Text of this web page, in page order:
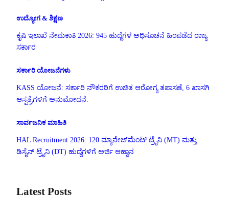
ಉದ್ಯೋಗ & ಶಿಕ್ಷಣ
ಕೃಷಿ ಇಲಾಖೆ ನೇಮಕಾತಿ 2026: 945 ಹುದ್ದೆಗಳ ಅಧಿಸೂಚನೆ ಹಿಂಪಡೆದ ರಾಜ್ಯ
ಸರ್ಕಾರ
ಸರ್ಕಾರಿ ಯೋಜನೆಗಳು
KASS ಯೋಜನೆ: ಸರ್ಕಾರಿ ನೌಕರರಿಗೆ ಉಚಿತ ಆರೋಗ್ಯ ತಪಾಸಣೆ, 6 ಖಾಸಗಿ
ಆಸ್ಪತ್ರೆಗಳಿಗೆ ಅನುಮೋದನೆ.
ಸಾರ್ವಜನಿಕ ಮಾಹಿತಿ
HAL Recruitment 2026: 120 ಮ್ಯಾನೇಜ್‌ಮೆಂಟ್ ಟ್ರೈನಿ (MT) ಮತ್ತು
ಡಿಸೈನ್ ಟ್ರೈನಿ (DT) ಹುದ್ದೆಗಳಿಗೆ ಅರ್ಜಿ ಆಹ್ವಾನ
Latest Posts